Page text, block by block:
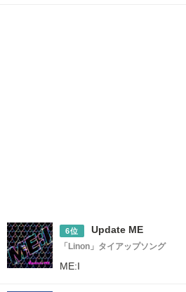
6位 Update ME
「Linon」タイアップソング
ME:I